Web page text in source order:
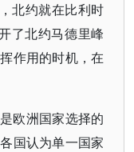
北约就在比利时
了北约马德里峰
作用的时机，在
欧洲国家选择的
国认为单一国家